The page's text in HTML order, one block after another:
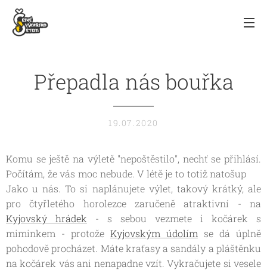
Přepadla nás bouřka
19.07.2020
Komu se ještě na výletě "nepoštěstilo", nechť se přihlásí.
Počítám, že vás moc nebude. V létě je to totiž natošup 😁
Jako u nás. To si naplánujete výlet, takový krátký, ale
pro čtyřletého horolezce zaručeně atraktivní - na
Kyjovský hrádek - s sebou vezmete i kočárek s
miminkem - protože Kyjovským údolím se dá úplně
pohodově procházet. Máte kraťasy a sandály a pláštěnku
na kočárek vás ani nenapadne vzít. Vykračujete si vesele